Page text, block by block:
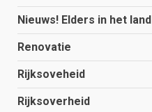
Nieuws! Elders in het land
Renovatie
Rijksoveheid
Rijksoverheid